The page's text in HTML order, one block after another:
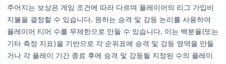
주어지는 보상은 게임 조건에 따라 다르며 플레이어의 리그 가입비
지불을 결정할 수 있습니다. 원하는 승격 및 강등 논리를 사용하여
플레이어 티어 수를 무제한으로 만들 수 있습니다. 이는 백분율(또는
기타 측정 지표)을 기반으로 각 순위표에 승격 및 강등 영역을 만들
거나 각 플레이 기간 종료 후에 승격 및 강등될 지정된 수의 플레이